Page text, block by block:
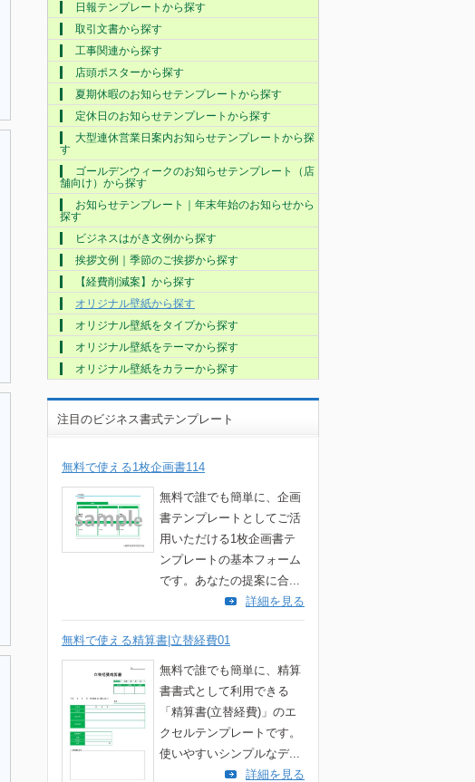
日報テンプレートから探す
取引文書から探す
工事関連から探す
店頭ポスターから探す
夏期休暇のお知らせテンプレートから探す
定休日のお知らせテンプレートから探す
大型連休営業日案内お知らせテンプレートから探
す
ゴールデンウィークのお知らせテンプレート（店
舗向け）から探す
お知らせテンプレート｜年末年始のお知らせから
探す
ビジネスはがき文例から探す
挨拶文例｜季節のご挨拶から探す
【経費削減案】から探す
オリジナル壁紙から探す
オリジナル壁紙をタイプから探す
オリジナル壁紙をテーマから探す
オリジナル壁紙をカラーから探す
注目のビジネス書式テンプレート
無料で使える1枚企画書114
無料で誰でも簡単に、企画
書テンプレートとしてご活
用いただける1枚企画書テ
ンプレートの基本フォーム
です。あなたの提案に合...
詳細を見る
無料で使える精算書|立替経費01
無料で誰でも簡単に、精算
書書式として利用できる
「精算書(立替経費)」のエ
クセルテンプレートです。
使いやすいシンプルなデ...
詳細を見る